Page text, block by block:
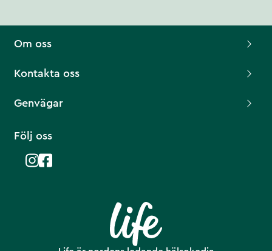
Om oss
Kontakta oss
Genvägar
Följ oss